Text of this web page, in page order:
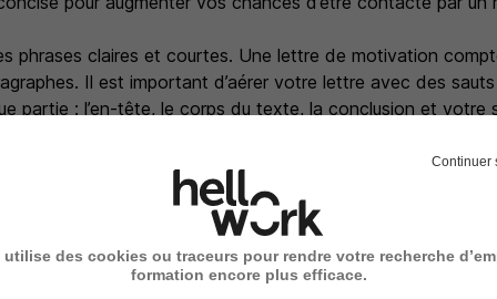
phrases claires et courtes. Une lettre de motivation
Il est important d’aérer votre lettre avec des
partie : l’en-tête, le corps du texte, la conclusion et votre
et prénom).
en plusieurs parties. Commencez par indiquer vos
recruteur (en haut à droite). Poursuivez avec l’objet de
de coiffeuse en alternance ») avant de noter la date et
Continuer
utilise des cookies ou traceurs pour rendre votre recherche
formation encore plus efficace.